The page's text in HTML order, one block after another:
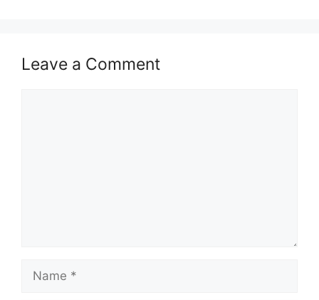
Leave a Comment
Name